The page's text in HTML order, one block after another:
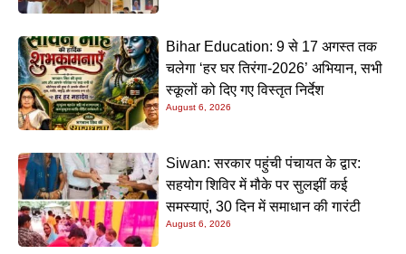
Bihar Education: 9 से 17 अगस्त तक
चलेगा ‘हर घर तिरंगा-2026’ अभियान, सभी
स्कूलों को दिए गए विस्तृत निर्देश
August 6, 2026
Siwan: सरकार पहुंची पंचायत के द्वार:
सहयोग शिविर में मौके पर सुलझीं कई
समस्याएं, 30 दिन में समाधान की गारंटी
August 6, 2026